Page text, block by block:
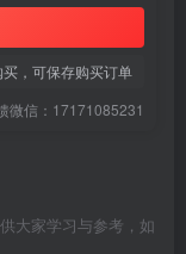
，可保存购买订单
微信：17171085231
大家学习与参考，如